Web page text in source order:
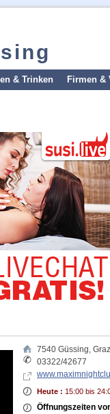
& Trinken Firmen &
7540 Güssing,
03322/42677
Heute : 15:00 bis
Öffnungszeiten